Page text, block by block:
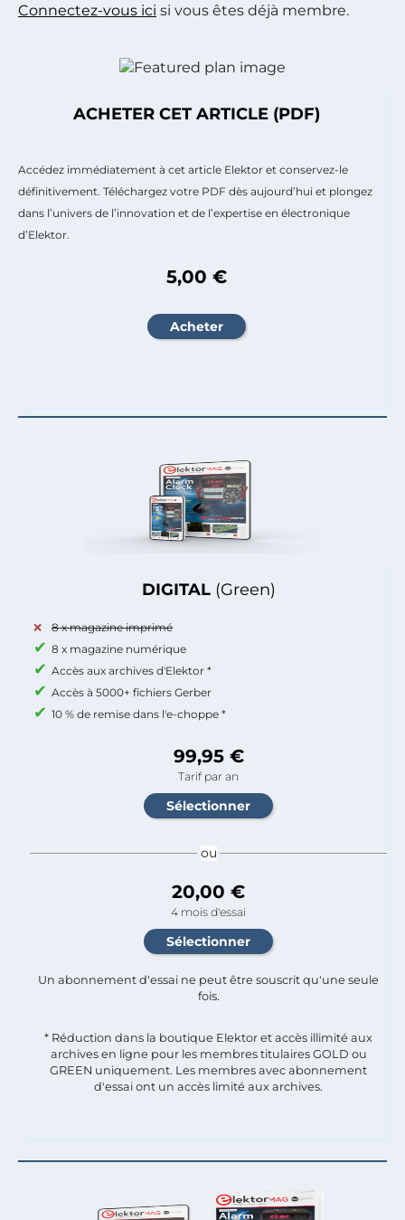
Connectez-vous ici si vous êtes déjà membre.
DIGITAL (Green)
8 x magazine imprimé
8 x magazine numérique
Accès aux archives d'Elektor *
Accès à 5000+ fichiers Gerber
10 % de remise dans l'e-choppe *
99,95 €
Tarif par an
ou
20,00 €
4 mois d'essai
Un abonnement d'essai ne peut être souscrit qu'une seule
fois.​
* Réduction dans la boutique Elektor et accès illimité aux
archives en ligne pour les membres titulaires GOLD ou
GREEN uniquement. Les membres avec abonnement
d'essai ont un accès limité aux archives.
ACHETER CET ARTICLE (PDF)
Accédez immédiatement à cet article Elektor et conservez-le
définitivement. Téléchargez votre PDF dès aujourd’hui et plongez
dans l’univers de l’innovation et de l’expertise en électronique
d’Elektor.
5,00 €